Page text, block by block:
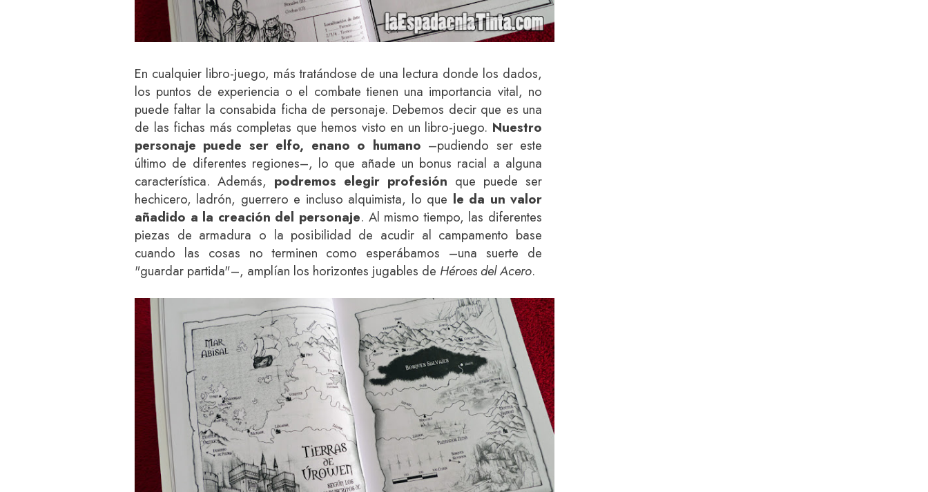
En cualquier libro-juego, más tratándose de una lectura donde los dados,
los puntos de experiencia o el combate tienen una importancia vital, no
puede faltar la consabida ficha de personaje. Debemos decir que es una
de las fichas más completas que hemos visto en un libro-juego. Nuestro
personaje puede ser elfo, enano o humano –pudiendo ser este
último de diferentes regiones–, lo que añade un bonus racial a alguna
característica. Además, podremos elegir profesión que puede ser
hechicero, ladrón, guerrero e incluso alquimista, lo que le da un valor
añadido a la creación del personaje. Al mismo tiempo, las diferentes
piezas de armadura o la posibilidad de acudir al campamento base
cuando las cosas no terminen como esperábamos –una suerte de
"guardar partida"–, amplían los horizontes jugables de Héroes del Acero.